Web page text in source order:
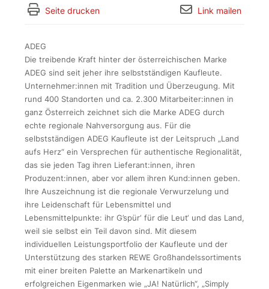
Seite drucken Link mailen
ADEG
Die treibende Kraft hinter der österreichischen Marke
ADEG sind seit jeher ihre selbstständigen Kaufleute.
Unternehmer:innen mit Tradition und Überzeugung. Mit
rund 400 Standorten und ca. 2.300 Mitarbeiter:innen in
ganz Österreich zeichnet sich die Marke ADEG durch
echte regionale Nahversorgung aus. Für die
selbstständigen ADEG Kaufleute ist der Leitspruch „Land
aufs Herz“ ein Versprechen für authentische Regionalität,
das sie jeden Tag ihren Lieferant:innen, ihren
Produzent:innen, aber vor allem ihren Kund:innen geben.
Ihre Auszeichnung ist die regionale Verwurzelung und
ihre Leidenschaft für Lebensmittel und
Lebensmittelpunkte: ihr G’spür‘ für die Leut‘ und das Land,
weil sie selbst ein Teil davon sind. Mit diesem
individuellen Leistungsportfolio der Kaufleute und der
Unterstützung des starken REWE Großhandelssortiments
mit einer breiten Palette an Markenartikeln und
erfolgreichen Eigenmarken wie „JA! Natürlich“, „Simply